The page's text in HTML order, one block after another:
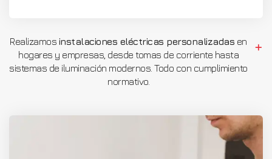
Realizamos instalaciones eléctricas personalizadas en
hogares y empresas, desde tomas de corriente hasta
sistemas de iluminación modernos. Todo con cumplimiento
normativo.